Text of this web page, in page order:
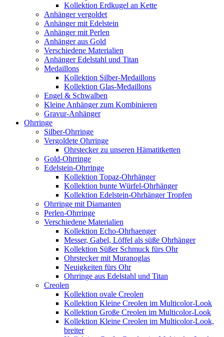
Kollektion Erdkugel an Kette
Anhänger vergoldet
Anhänger mit Edelstein
Anhänger mit Perlen
Anhänger aus Gold
Verschiedene Materialien
Anhänger Edelstahl und Titan
Medaillons
Kollektion Silber-Medaillons
Kollektion Glas-Medaillons
Engel & Schwalben
Kleine Anhänger zum Kombinieren
Gravur-Anhänger
Ohrringe
Silber-Ohrringe
Vergoldete Ohrringe
Ohrstecker zu unseren Hämatitketten
Gold-Ohrringe
Edelstein-Ohrringe
Kollektion Topaz-Ohrhänger
Kollektion bunte Würfel-Ohrhänger
Kollektion Edelstein-Ohrhänger Tropfen
Ohrringe mit Diamanten
Perlen-Ohrringe
Verschiedene Materialien
Kollektion Echo-Ohrhaenger
Messer, Gabel, Löffel als süße Ohrhänger
Kollektion Süßer Schmuck fürs Ohr
Ohrstecker mit Muranoglas
Neuigkeiten fürs Ohr
Ohrringe aus Edelstahl und Titan
Creolen
Kollektion ovale Creolen
Kollektion Kleine Creolen im Multicolor-Look
Kollektion Große Creolen im Multicolor-Look
Kollektion Kleine Creolen im Multicolor-Look,
breiter